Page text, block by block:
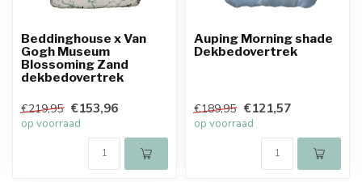
Beddinghouse x Van
Gogh Museum
Blossoming Zand
dekbedovertrek
€219,95 €153,96
op voorraad
Auping Morning shade
Dekbedovertrek
€189,95 €121,57
op voorraad